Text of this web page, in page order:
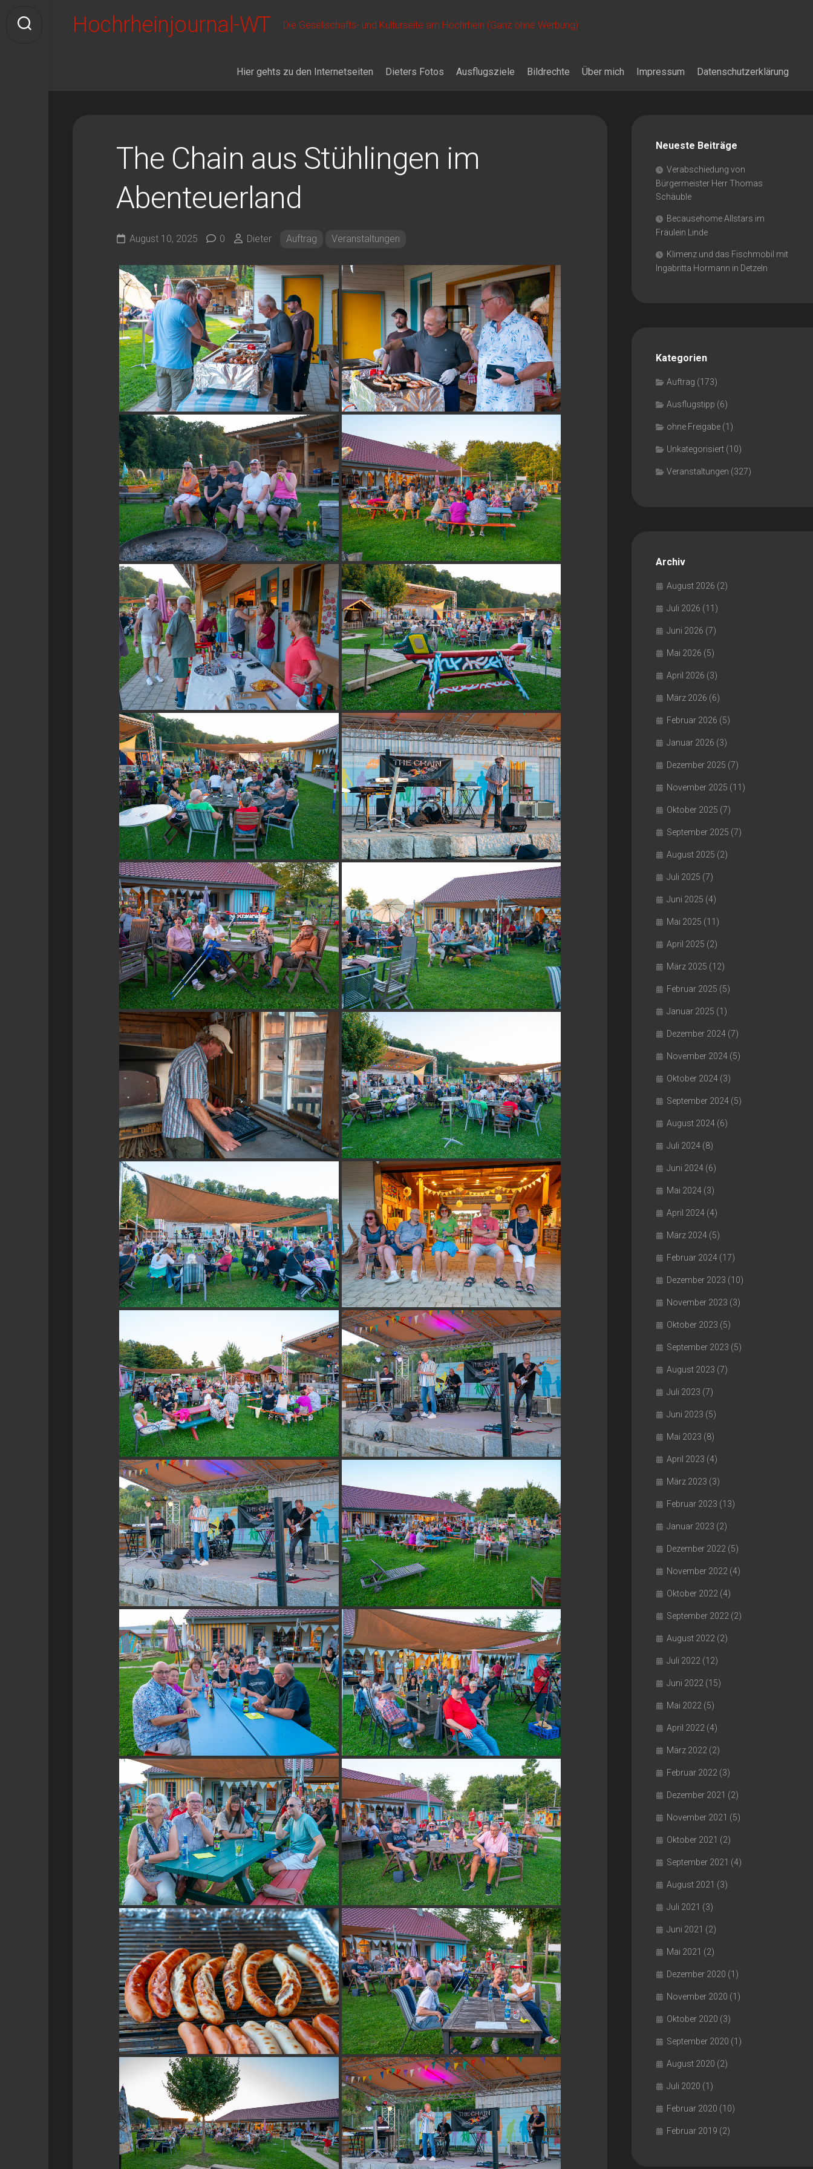
content
Hochrheinjournal-WT Die Gesellschafts- und Kulturseite am Hochrhein (Ganz ohne Werbung)
Hier gehts zu den Internetseiten Dieters Fotos Ausflugsziele Bildrechte Über mich Impressum Datenschutzerklärung
The Chain aus Stühlingen im
Abenteuerland
August 10, 2025 0 Dieter Auftrag Veranstaltungen
Neueste Beiträge
Verabschiedung von
Bürgermeister Herr Thomas
Schäuble
Becausehome Allstars im
Fräulein Linde
Klimenz und das Fischmobil mit
Ingabritta Hormann in Detzeln
Kategorien
Auftrag (173)
Ausflugstipp (6)
ohne Freigabe (1)
Unkategorisiert (10)
Veranstaltungen (327)
Archiv
August 2026 (2)
Juli 2026 (11)
Juni 2026 (7)
Mai 2026 (5)
April 2026 (3)
März 2026 (6)
Februar 2026 (5)
Januar 2026 (3)
Dezember 2025 (7)
November 2025 (11)
Oktober 2025 (7)
September 2025 (7)
August 2025 (2)
Juli 2025 (7)
Juni 2025 (4)
Mai 2025 (11)
April 2025 (2)
März 2025 (12)
Februar 2025 (5)
Januar 2025 (1)
Dezember 2024 (7)
November 2024 (5)
Oktober 2024 (3)
September 2024 (5)
August 2024 (6)
Juli 2024 (8)
Juni 2024 (6)
Mai 2024 (3)
April 2024 (4)
März 2024 (5)
Februar 2024 (17)
Dezember 2023 (10)
November 2023 (3)
Oktober 2023 (5)
September 2023 (5)
August 2023 (7)
Juli 2023 (7)
Juni 2023 (5)
Mai 2023 (8)
April 2023 (4)
März 2023 (3)
Februar 2023 (13)
Januar 2023 (2)
Dezember 2022 (5)
November 2022 (4)
Oktober 2022 (4)
September 2022 (2)
August 2022 (2)
Juli 2022 (12)
Juni 2022 (15)
Mai 2022 (5)
April 2022 (4)
März 2022 (2)
Februar 2022 (3)
Dezember 2021 (2)
November 2021 (5)
Oktober 2021 (2)
September 2021 (4)
August 2021 (3)
Juli 2021 (3)
Juni 2021 (2)
Mai 2021 (2)
Dezember 2020 (1)
November 2020 (1)
Oktober 2020 (3)
September 2020 (1)
August 2020 (2)
Juli 2020 (1)
Februar 2020 (10)
Februar 2019 (2)